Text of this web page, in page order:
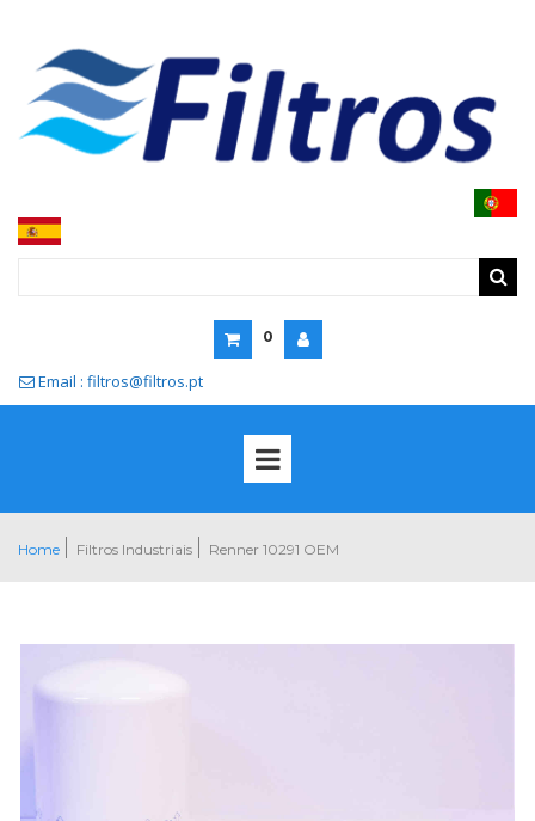
0
 Email : filtros@filtros.pt
Home Filtros Industriais Renner 10291 OEM